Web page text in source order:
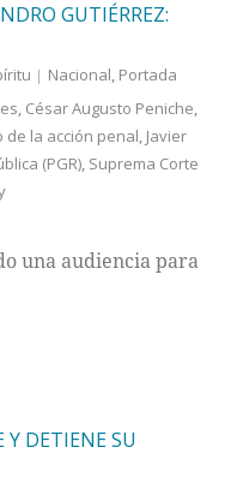
GUTIÉRREZ:
Nacional, Portada
, César Augusto Peniche,
de la acción penal, Javier
(PGR), Suprema Corte
una audiencia para
Y DETIENE SU